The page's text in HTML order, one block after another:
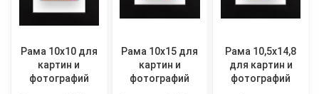
Рама 10x10 для
картин и
фотографий
Рама 10x15 для
картин и
фотографий
Рама 10,5x14,8
для картин и
фотографий